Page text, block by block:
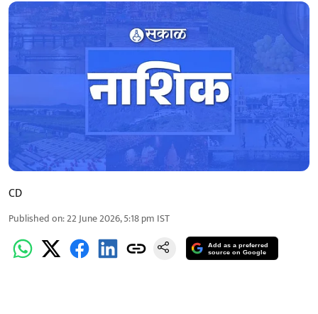
CD
Published on:22 June 2026, 5:18 pm IST
Add as a preferred
source on Google